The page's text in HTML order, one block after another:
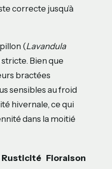
correcte jusqu’à
(Lavandula
Bien que
bractées
sensibles au froid
hivernale, ce qui
dans la moitié
Rusticité Floraison